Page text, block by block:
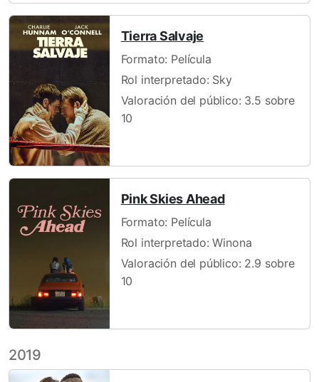
Tierra Salvaje
Formato: Película
Rol interpretado: Sky
Valoración del público: 3.5 sobre
10
Pink Skies Ahead
Formato: Película
Rol interpretado: Winona
Valoración del público: 2.9 sobre
10
2019